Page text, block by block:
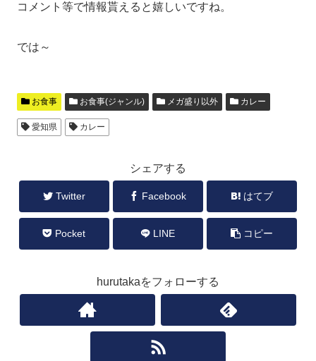
コメント等で情報貰えると嬉しいですね。
では～
お食事 お食事(ジャンル) メガ盛り以外 カレー
愛知県 カレー
シェアする
Twitter Facebook はてブ
Pocket LINE コピー
hurutakaをフォローする